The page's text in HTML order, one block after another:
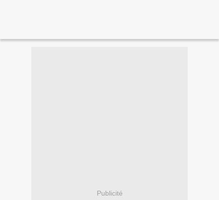
Publicité